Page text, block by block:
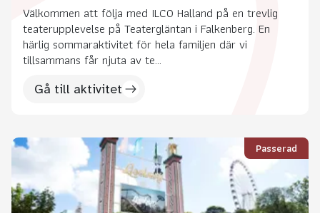
Välkommen att följa med ILCO Halland på en trevlig
teaterupplevelse på Teatergläntan i Falkenberg. En
härlig sommaraktivitet för hela familjen där vi
tillsammans får njuta av te...
Gå till aktivitet
Passerad